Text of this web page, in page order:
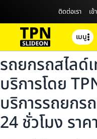
ติดต่อเรา เ
เมนู
รถยกรถสไลด์
บริการโดย
บริการรถยกร
24 ชั่วโมง ราค